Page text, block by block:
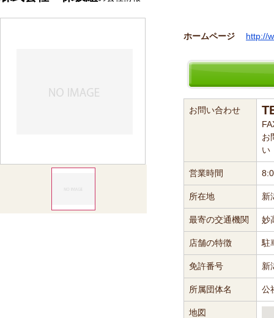
ホームページ http://
お問い合わせ
お
い
営業時間
所在地 新
最寄の交通機関 妙
店舗の特徴 駐
免許番号 新
所属団体名 公
地図